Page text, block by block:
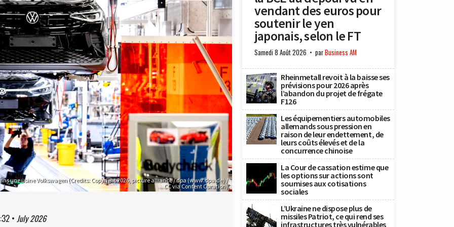
une usine Volkswagen (Credits: Copyright 2026, picture alliance / dpa (www.dpa.de) /
CC via Content Curation)
• July 2026
vendant des euros pour
soutenir le yen
japonais, selon le FT
Samedi 8 Août 2026 parBusiness AM
Rheinmetall revoit à la baisse ses
prévisions pour 2026 après
l’abandon du projet de frégate
F126
Les équipementiers automobiles
allemands sous pression en
raison de leur endettement, de
leurs coûts élevés et de la
concurrence chinoise
La Cour de cassation estime que
les options sur actions sont
soumises aux cotisations
sociales
L’Ukraine ne dispose plus de
missiles Patriot, ce qui rend ses
infrastructures très vulnérables